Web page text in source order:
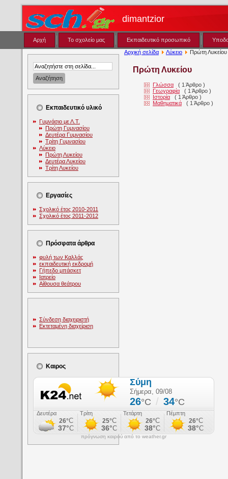
dimantzior
Αρχή Το σχολείο μας Εκπαιδευτικό προσωπικό
Εκπαιδευτικό υλικό
Γυμνάσιο με Λ.Τ.
Πρώτη Γυμνασίου
Δευτέρα Γυμνασίου
Τρίτη Γυμνασίου
Λύκειο
Πρώτη Λυκείου
Δευτέρα Λυκείου
Τρίτη Λυκείου
Εργασίες
Σχολικό έτος 2010-2011
Σχολικό έτος 2011-2012
Πρόσφατα άρθρα
φυλή των Καλλάς
εκπαιδευτική εκδρομή
Γήπεδο μπάσκετ
Ιατρείο
Αίθουσα θεάτρου
Σύνδεση διαχειριστή
Εκτεταμένη διαχείριση
Καιρος
πρόγνωση καιρού από το weather.gr
Αρχική σελίδα Λύκειο Πρώτη Λυκείου
Πρώτη Λυκείου
Γλώσσα
( 1 Άρθρο )
Γεωγραφία
( 1 Άρθρο )
Ιστορία
( 1 Άρθρο )
Μαθηματικά
( 1 Άρθρο )